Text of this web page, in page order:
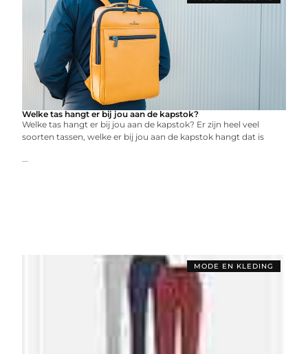
Welke tas hangt er bij jou aan de kapstok?
Welke tas hangt er bij jou aan de kapstok? Er zijn heel veel
soorten tassen, welke er bij jou aan de kapstok hangt dat is
...
MODE EN KLEDING